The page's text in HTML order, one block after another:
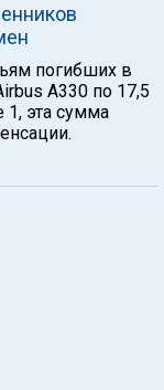
погибших в
A330 по 17,5
1, эта сумма